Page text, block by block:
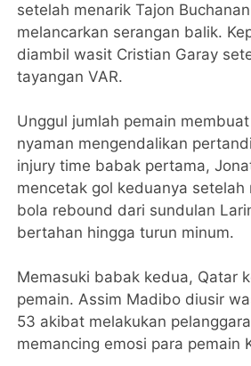
setelah menarik Tajon
melancarkan serangan balik.
diambil wasit Cristian Garay
tayangan VAR.
Unggul jumlah pemain
nyaman mengendalikan
injury time babak pertama,
mencetak gol keduanya setelah
bola rebound dari sundulan
bertahan hingga turun minum.
Memasuki babak kedua, Qatar
pemain. Assim Madibo diusir
53 akibat melakukan
memancing emosi para pemain